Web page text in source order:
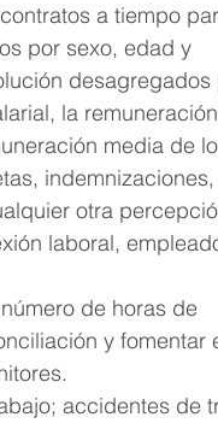
a tiempo
por sexo, edad y
desagregados
la
media de
indemnizaciones,
otra
laboral,
de horas de
y fomentar
accidentes de